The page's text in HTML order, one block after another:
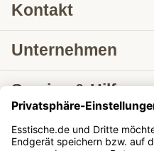
Kontakt
Unternehmen
Service & Hilfe
Lieferung nach